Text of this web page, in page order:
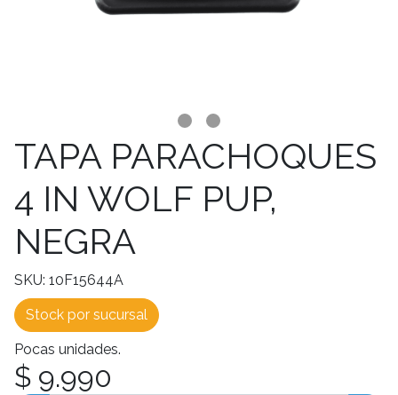
TAPA PARACHOQUES
4 IN WOLF PUP,
NEGRA
SKU: 10F15644A
Stock por sucursal
Pocas unidades.
$ 9.990